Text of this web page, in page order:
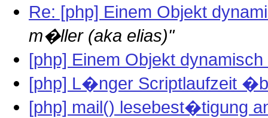
Re: [php] Einem Objekt
m�ller (aka elias)"
[php] Einem Objekt
[php] L�nger Scriptlaufzeit
[php] mail() lesebest�tigung